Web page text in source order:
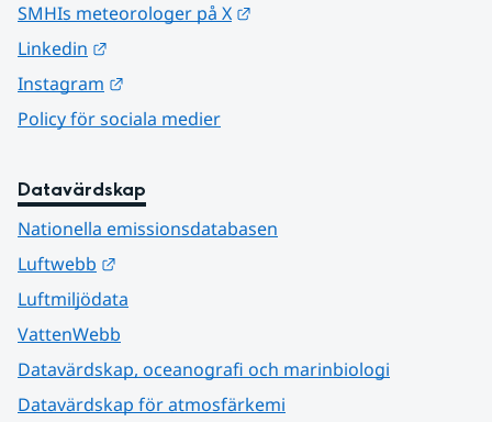
SMHIs meteorologer på X
Linkedin
Instagram
Policy för sociala medier
Datavärdskap
Nationella emissionsdatabasen
Luftwebb
Luftmiljödata
VattenWebb
Datavärdskap, oceanografi och marinbiologi
Datavärdskap för atmosfärkemi